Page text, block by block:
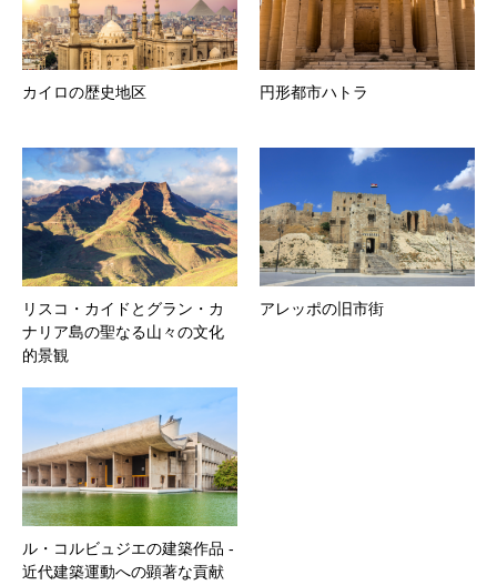
カイロの歴史地区 円形都市ハトラ
リスコ・カイドとグラン・カ
ナリア島の聖なる山々の文化
的景観
アレッポの旧市街
ル・コルビュジエの建築作品 ‐
近代建築運動への顕著な貢献